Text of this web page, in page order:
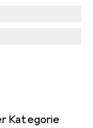
Kategorie